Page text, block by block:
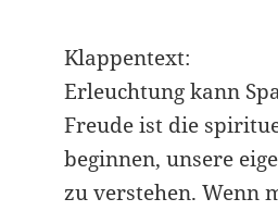
Klappentext:
Erleuchtung kann
Freude ist die
beginnen, unsere
zu verstehen. Wenn